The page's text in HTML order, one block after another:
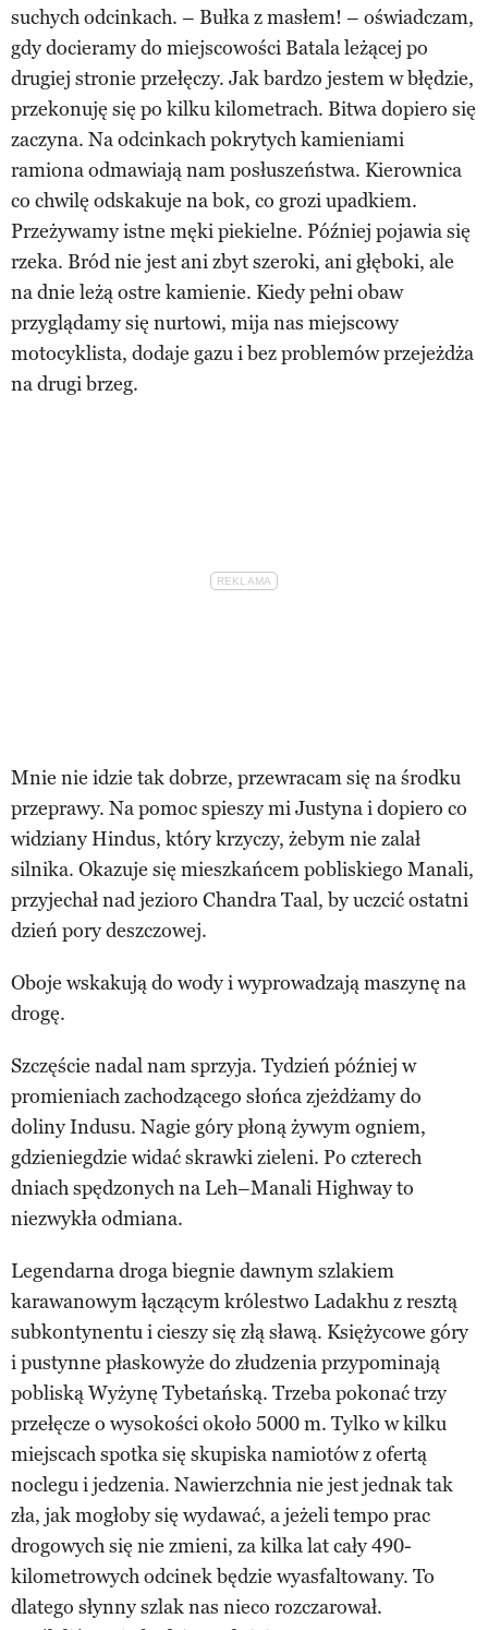
suchych odcinkach. – Bułka z masłem! – oświadczam,
gdy docieramy do miejscowości Batala leżącej po
drugiej stronie przełęczy. Jak bardzo jestem w błędzie,
przekonuję się po kilku kilometrach. Bitwa dopiero się
zaczyna. Na odcinkach pokrytych kamieniami
ramiona odmawiają nam posłuszeństwa. Kierownica
co chwilę odskakuje na bok, co grozi upadkiem.
Przeżywamy istne męki piekielne. Później pojawia się
rzeka. Bród nie jest ani zbyt szeroki, ani głęboki, ale
na dnie leżą ostre kamienie. Kiedy pełni obaw
przyglądamy się nurtowi, mija nas miejscowy
motocyklista, dodaje gazu i bez problemów przejeżdża
na drugi brzeg.
Mnie nie idzie tak dobrze, przewracam się na środku
przeprawy. Na pomoc spieszy mi Justyna i dopiero co
widziany Hindus, który krzyczy, żebym nie zalał
silnika. Okazuje się mieszkańcem pobliskiego Manali,
przyjechał nad jezioro Chandra Taal, by uczcić ostatni
dzień pory deszczowej.
Oboje wskakują do wody i wyprowadzają maszynę na
drogę.
Szczęście nadal nam sprzyja. Tydzień później w
promieniach zachodzącego słońca zjeżdżamy do
doliny Indusu. Nagie góry płoną żywym ogniem,
gdzieniegdzie widać skrawki zieleni. Po czterech
dniach spędzonych na Leh–Manali Highway to
niezwykła odmiana.
Legendarna droga biegnie dawnym szlakiem
karawanowym łączącym królestwo Ladakhu z resztą
subkontynentu i cieszy się złą sławą. Księżycowe góry
i pustynne płaskowyże do złudzenia przypominają
pobliską Wyżynę Tybetańską. Trzeba pokonać trzy
przełęcze o wysokości około 5000 m. Tylko w kilku
miejscach spotka się skupiska namiotów z ofertą
noclegu i jedzenia. Nawierzchnia nie jest jednak tak
zła, jak mogłoby się wydawać, a jeżeli tempo prac
drogowych się nie zmieni, za kilka lat cały 490-
kilometrowych odcinek będzie wyasfaltowany. To
dlatego słynny szlak nas nieco rozczarował.